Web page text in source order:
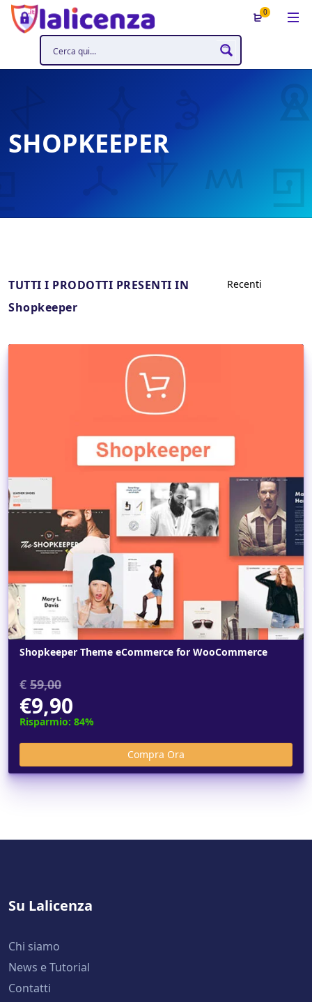
0
SHOPKEEPER
TUTTI I PRODOTTI PRESENTI IN
Shopkeeper
Dettagli
Shopkeeper Theme eCommerce for WooCommerce
€ 59,00
€9,90
Risparmio: 84%
Su Lalicenza
Chi siamo
News e Tutorial
Contatti